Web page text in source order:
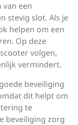
een
stevig slot. Als je
helpen om een
Op deze
volgen,
vermindert.
beveiliging
dit helpt om
te
beveiliging zorg